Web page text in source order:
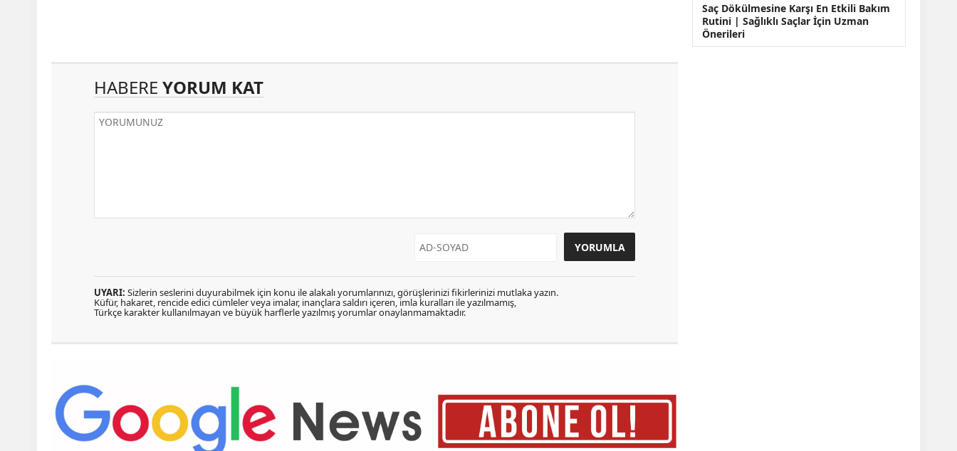
HABERE YORUM KAT
UYARI: Sizlerin seslerini duyurabilmek için konu ile alakalı yorumlarınızı, görüşlerinizi fikirlerinizi mutlaka yazın.
Küfür, hakaret, rencide edici cümleler veya imalar, inançlara saldırı içeren, imla kuralları ile yazılmamış,
Türkçe karakter kullanılmayan ve büyük harflerle yazılmış yorumlar onaylanmamaktadır.
Saç Dökülmesine Karşı En Etkili Bakım
Rutini | Sağlıklı Saçlar İçin Uzman
Önerileri